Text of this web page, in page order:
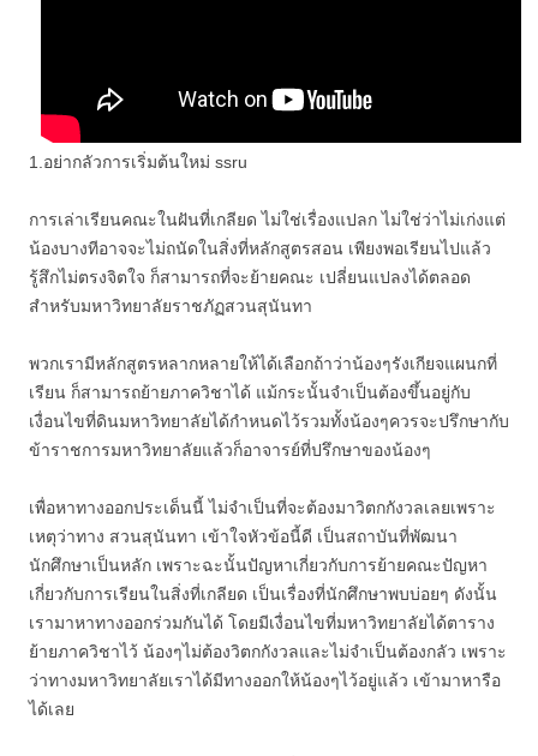
1.อย่ากลัวการเริ่มต้นใหม่ ssru
การเล่าเรียนคณะในฝันที่เกลียด ไม่ใช่เรื่องแปลก ไม่ใช่ว่าไม่เก่งแต่
น้องบางทีอาจจะไม่ถนัดในสิ่งที่หลักสูตรสอน เพียงพอเรียนไปแล้ว
รู้สึกไม่ตรงจิตใจ ก็สามารถที่จะย้ายคณะ เปลี่ยนแปลงได้ตลอด
สำหรับมหาวิทยาลัยราชภัฏสวนสุนันทา
พวกเรามีหลักสูตรหลากหลายให้ได้เลือกถ้าว่าน้องๆรังเกียจแผนกที่
เรียน ก็สามารถย้ายภาควิชาได้ แม้กระนั้นจำเป็นต้องขึ้นอยู่กับ
เงื่อนไขที่ดินมหาวิทยาลัยได้กำหนดไว้รวมทั้งน้องๆควรจะปรึกษากับ
ข้าราชการมหาวิทยาลัยแล้วก็อาจารย์ที่ปรึกษาของน้องๆ
เพื่อหาทางออกประเด็นนี้ ไม่จำเป็นที่จะต้องมาวิตกกังวลเลยเพราะ
เหตุว่าทาง สวนสุนันทา เข้าใจหัวข้อนี้ดี เป็นสถาบันที่พัฒนา
นักศึกษาเป็นหลัก เพราะฉะนั้นปัญหาเกี่ยวกับการย้ายคณะปัญหา
เกี่ยวกับการเรียนในสิ่งที่เกลียด เป็นเรื่องที่นักศึกษาพบบ่อยๆ ดังนั้น
เรามาหาทางออกร่วมกันได้ โดยมีเงื่อนไขที่มหาวิทยาลัยได้ตาราง
ย้ายภาควิชาไว้ น้องๆไม่ต้องวิตกกังวลและไม่จำเป็นต้องกลัว เพราะ
ว่าทางมหาวิทยาลัยเราได้มีทางออกให้น้องๆไว้อยู่แล้ว เข้ามาหารือ
ได้เลย